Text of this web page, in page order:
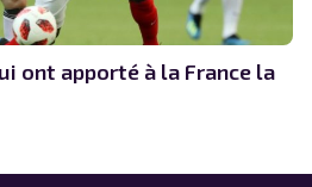
ont apporté à la France la